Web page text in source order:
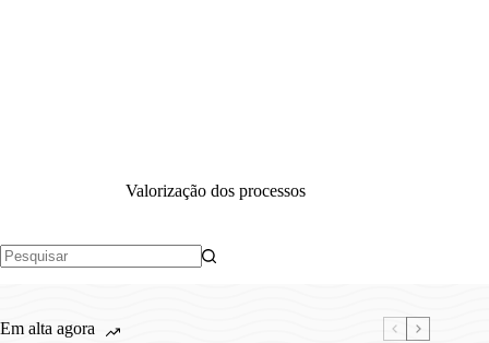
Valorização dos processos
Em alta agora